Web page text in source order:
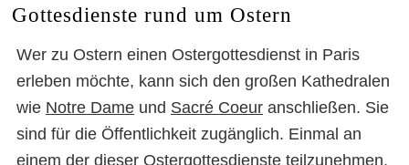
Gottesdienste rund um Ostern
Wer zu Ostern einen Ostergottesdienst in Paris
erleben möchte, kann sich den großen Kathedralen
wie Notre Dame und Sacré Coeur anschließen. Sie
sind für die Öffentlichkeit zugänglich. Einmal an
einem der dieser Ostergottesdienste teilzunehmen,